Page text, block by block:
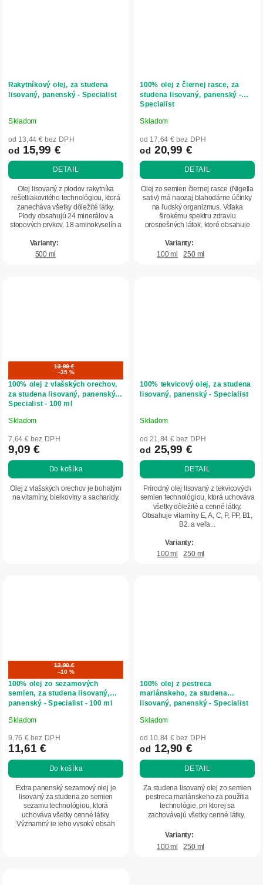
Rakytníkový olej, za studena
lisovaný, panenský - Specialist
Priemerné
hodnotenie
produktu
je
5
hviezdičiek.
Skladom
od 13,44 € bez DPH
od 15,99 €
DETAIL
Olej lisovaný z plodov rakytníka
rešetliakovitého technológiou, ktorá
zanecháva všetky dôležité látky.
Plody obsahujú 24 minerálov a
stopových prvkov, 18 aminokyselín a
500 ml
100% olej z čiernej rasce, za
studena lisovaný, panenský -
Specialist
Priemerné
hodnotenie
produktu
je
z
5
hviezdičiek.
Skladom
od 17,64 € bez DPH
od 20,99 €
DETAIL
Olej zo semien čiernej rasce (Nigella
sativ) má naozaj blahodárne účinky
na ľudský organizmus. Vďaka
širokému spektru zdraviu
prospešných látok, ktoré obsahuje
100 ml 250 ml
13,99 €
–35 %
100% olej z vlašských orechov,
za studena lisovaný, panenský -
Specialist - 100 ml
Priemerné
hodnotenie
produktu
je
z
5
Skladom
7,64 € bez DPH
9,09 €
Do košíka
Olej z vlašských orechov je bohatým
na vitamíny, bielkoviny a sacharidy.
100% tekvicový olej, za studena
lisovaný, panenský - Specialist
Priemerné
hodnotenie
produktu
je
5
hviezdičiek.
Skladom
od 21,84 € bez DPH
od 25,99 €
DETAIL
Prírodný olej lisovaný z tekvicových
semien technológiou, ktorá uchováva
všetky dôležité a cenné látky.
Obsahuje vitamíny E, A, C, P, PP, B1,
B2, a veľa...
100 ml 250 ml
12,90 €
–10 %
100% olej zo sezamových
semien, za studena lisovaný,
panenský - Specialist - 100 ml
Priemerné
hodnotenie
produktu
je
hviezdičiek.
Skladom
9,76 € bez DPH
11,61 €
Do košíka
Extra panenský sezamový olej je
lisovaný za studena zo semien
sezamu technológiou, ktorá
uchováva všetky cenné látky.
Významný je jeho vysoký obsah
100% olej z pestreca
mariánskeho, za studena
lisovaný, panenský - Specialist
Priemerné
hodnotenie
produktu
je
z
hviezdičiek.
Skladom
od 10,84 € bez DPH
od 12,90 €
DETAIL
Za studena lisovaný olej zo semien
pestreca mariánskeho za použitia
technológie, pri ktorej sa
zachovávajú všetky cenné látky.
100 ml 250 ml